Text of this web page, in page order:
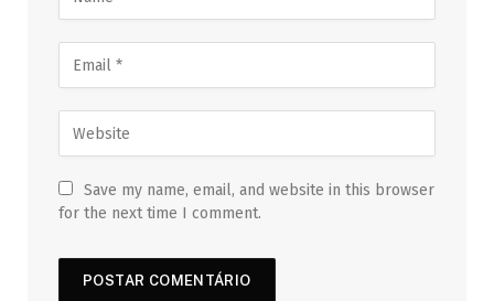
Save my name, email, and website in this browser
for the next time I comment.